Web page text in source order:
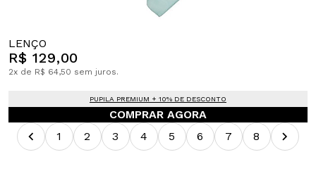
LENÇO
R$ 129,00
2x de R$ 64,50 sem juros.
PUPILA PREMIUM + 10% DE DESCONTO
COMPRAR AGORA
1
2 3 4 5 6 7 8